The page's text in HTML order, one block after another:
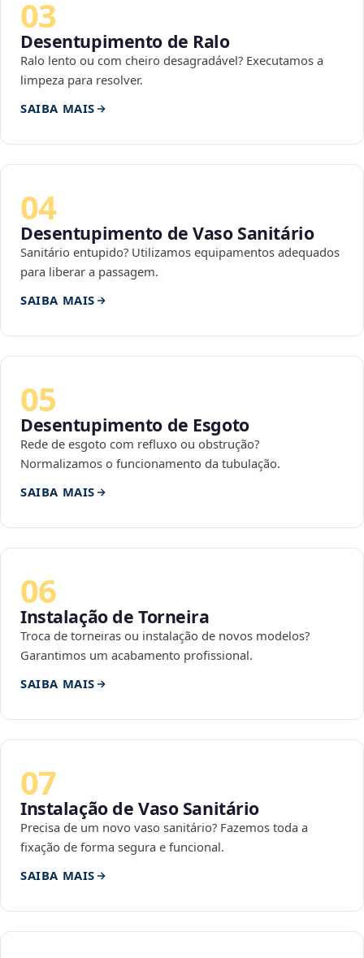
03
Desentupimento de Ralo
Ralo lento ou com cheiro desagradável? Executamos a
limpeza para resolver.
SAIBA MAIS
04
Desentupimento de Vaso Sanitário
Sanitário entupido? Utilizamos equipamentos adequados
para liberar a passagem.
SAIBA MAIS
05
Desentupimento de Esgoto
Rede de esgoto com refluxo ou obstrução?
Normalizamos o funcionamento da tubulação.
SAIBA MAIS
06
Instalação de Torneira
Troca de torneiras ou instalação de novos modelos?
Garantimos um acabamento profissional.
SAIBA MAIS
07
Instalação de Vaso Sanitário
Precisa de um novo vaso sanitário? Fazemos toda a
fixação de forma segura e funcional.
SAIBA MAIS